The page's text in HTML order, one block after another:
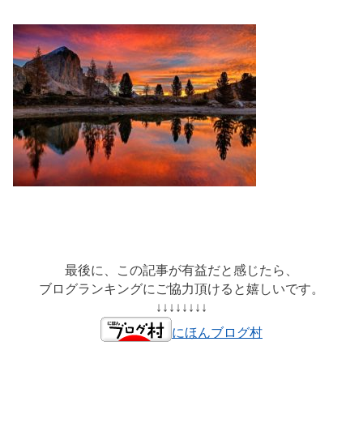
最後に、この記事が有益だと感じたら、
ブログランキングにご協力頂けると嬉しいです。
↓↓↓↓↓↓↓↓
にほんブログ村